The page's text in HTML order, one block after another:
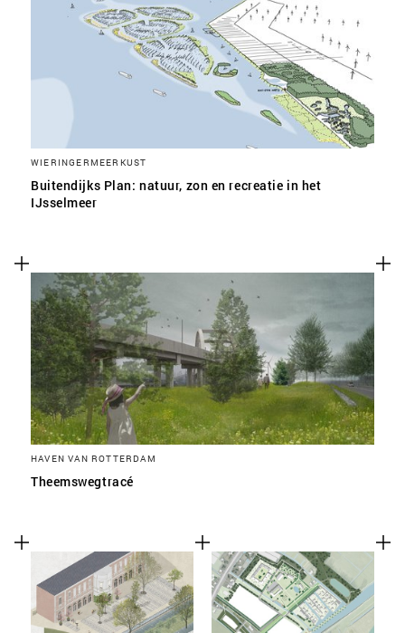
WIERINGERMEERKUST
Buitendijks Plan: natuur, zon en recreatie in het
IJsselmeer
HAVEN VAN ROTTERDAM
Theemswegtracé
SLA VOORKEUREN OP